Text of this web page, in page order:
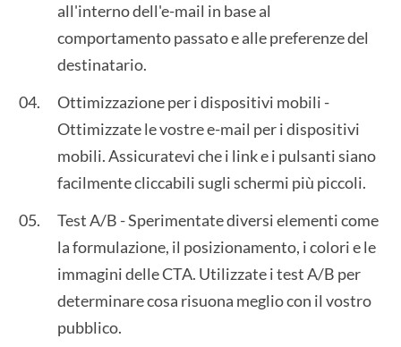
all'interno dell'e-mail in base al
comportamento passato e alle preferenze del
destinatario.
Ottimizzazione per i dispositivi mobili -
Ottimizzate le vostre e-mail per i dispositivi
mobili. Assicuratevi che i link e i pulsanti siano
facilmente cliccabili sugli schermi più piccoli.
Test A/B - Sperimentate diversi elementi come
la formulazione, il posizionamento, i colori e le
immagini delle CTA. Utilizzate i test A/B per
determinare cosa risuona meglio con il vostro
pubblico.